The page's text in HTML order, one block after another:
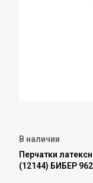
В наличии
Перчатки
(12144) БИБЕР